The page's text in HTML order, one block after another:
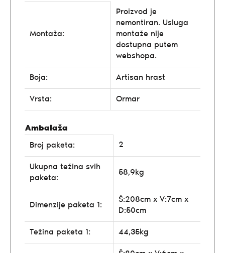
Montaža:
Proizvod je
nemontiran. Usluga
montaže nije
dostupna putem
webshopa.
Boja: Artisan hrast
Vrsta: Ormar
Ambalaža
Broj paketa:
2
Ukupna težina svih
paketa:
58,9kg
Dimenzije paketa 1:
Š:208cm x V:7cm x
D:50cm
Težina paketa 1: 44,35kg